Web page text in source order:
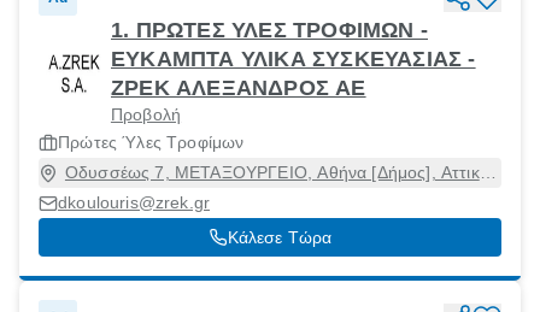
1. ΠΡΩΤΕΣ ΥΛΕΣ ΤΡΟΦΙΜΩΝ -
ΕΥΚΑΜΠΤΑ ΥΛΙΚΑ ΣΥΣΚΕΥΑΣΙΑΣ -
ΖΡΕΚ ΑΛΕΞΑΝΔΡΟΣ ΑΕ
Προβολή
Πρώτες Ύλες Τροφίμων
Οδυσσέως 7, ΜΕΤΑΞΟΥΡΓΕΙΟ, Αθήνα [Δήμος], Αττική,
dkoulouris@zrek.gr
Κάλεσε Τώρα